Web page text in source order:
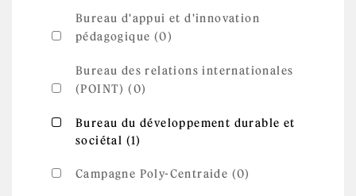
Bureau d'appui et d'innovation
pédagogique (0)
Bureau des relations internationales
(POINT) (0)
Apply Bureau du développement durable
et sociétal filter
Bureau du développement durable et
sociétal (1)
Campagne Poly-Centraide (0)